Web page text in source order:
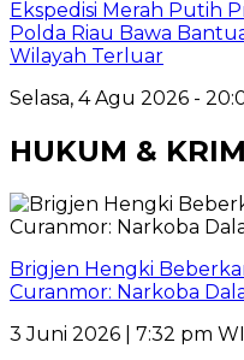
Ekspedisi Merah Putih
Polda Riau Bawa
Wilayah Terluar
Selasa, 4 Agu 2026 -
HUKUM &
Brigjen Hengki
Curanmor: Narkoba
3 Juni 2026 | 7:32 pm